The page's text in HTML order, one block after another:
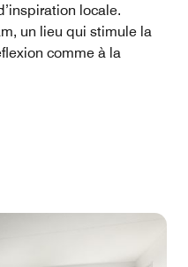
locale.
un lieu qui stimule la
comme à la